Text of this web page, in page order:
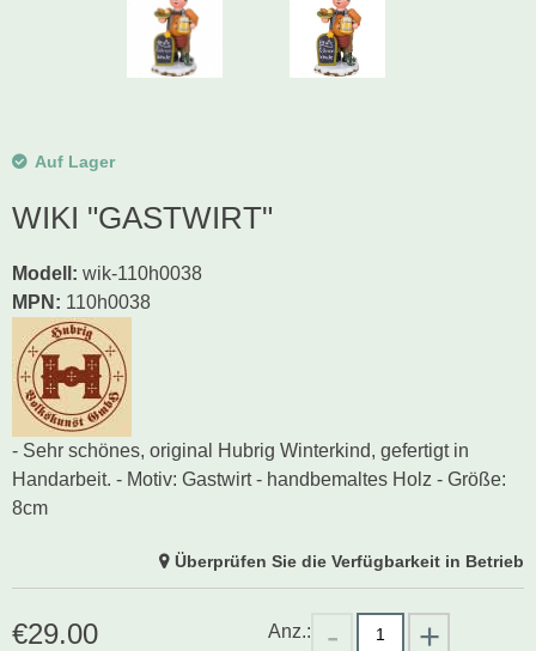
Auf Lager
WIKI "GASTWIRT"
Modell : wik-110h0038
MPN: 110h0038
- Sehr schönes, original Hubrig Winterkind, gefertigt in
Handarbeit. - Motiv: Gastwirt - handbemaltes Holz - Größe:
8cm
Überprüfen Sie die Verfügbarkeit in Betrieb
€29.00 Anz.: